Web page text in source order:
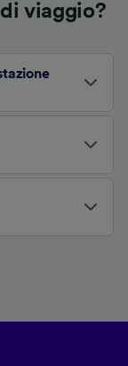
viaggio?